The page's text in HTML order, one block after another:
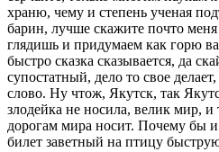
храню, чему и степень ученая
барин, лучше скажите почто
глядишь и придумаем как горю
быстро сказка сказывается, да
супостатный, дело то свое
слово. Ну чтож, Якутск, так
злодейка не носила, велик мир,
дорогам мира носит. Почему бы
билет заветный на птицу